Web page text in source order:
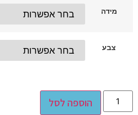
מידה
צבע
הוספה לסל